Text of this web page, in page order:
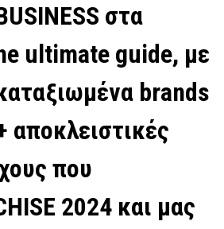
στα
ultimate guide, με
brands
αποκλειστικές
που
2024 και μας